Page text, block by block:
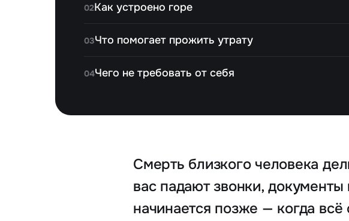
02Как устроено горе
03Что помогает прожить утрату
04Чего не требовать от себя
Смерть близкого человека
вас падают звонки,
начинается позже — когда всё